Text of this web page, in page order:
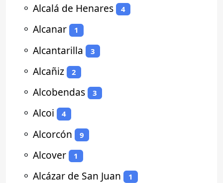
⚬ Alcalá de Henares 4
⚬ Alcanar 1
⚬ Alcantarilla 3
⚬ Alcañiz 2
⚬ Alcobendas 3
⚬ Alcoi 4
⚬ Alcorcón 9
⚬ Alcover 1
⚬ Alcázar de San Juan 1